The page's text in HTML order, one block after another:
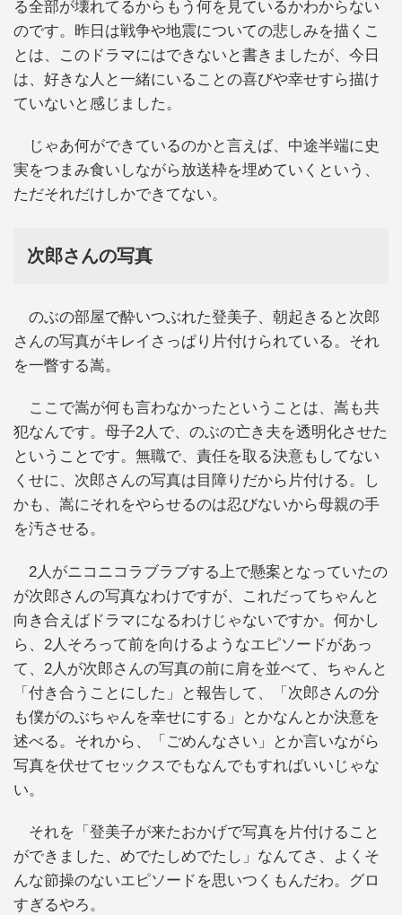
る全部が壊れてるからもう何を見ているかわからない
のです。昨日は戦争や地震についての悲しみを描くこ
とは、このドラマにはできないと書きましたが、今日
は、好きな人と一緒にいることの喜びや幸せすら描け
ていないと感じました。
じゃあ何ができているのかと言えば、中途半端に史
実をつまみ食いしながら放送枠を埋めていくという、
ただそれだけしかできてない。
次郎さんの写真
のぶの部屋で酔いつぶれた登美子、朝起きると次郎
さんの写真がキレイさっぱり片付けられている。それ
を一瞥する嵩。
ここで嵩が何も言わなかったということは、嵩も共
犯なんです。母子2人で、のぶの亡き夫を透明化させた
ということです。無職で、責任を取る決意もしてない
くせに、次郎さんの写真は目障りだから片付ける。し
かも、嵩にそれをやらせるのは忍びないから母親の手
を汚させる。
2人がニコニコラブラブする上で懸案となっていたの
が次郎さんの写真なわけですが、これだってちゃんと
向き合えばドラマになるわけじゃないですか。何かし
ら、2人そろって前を向けるようなエピソードがあっ
て、2人が次郎さんの写真の前に肩を並べて、ちゃんと
「付き合うことにした」と報告して、「次郎さんの分
も僕がのぶちゃんを幸せにする」とかなんとか決意を
述べる。それから、「ごめんなさい」とか言いながら
写真を伏せてセックスでもなんでもすればいいじゃな
い。
それを「登美子が来たおかげで写真を片付けること
ができました、めでたしめでたし」なんてさ、よくそ
んな節操のないエピソードを思いつくもんだわ。グロ
すぎるやろ。